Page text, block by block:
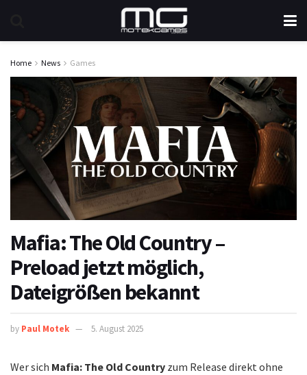
Home News Games
Mafia: The Old Country –
Preload jetzt möglich,
Dateigrößen bekannt
by Paul Motek 5. August 2025
Wer sich Mafia: The Old Country zum Release direkt ohne